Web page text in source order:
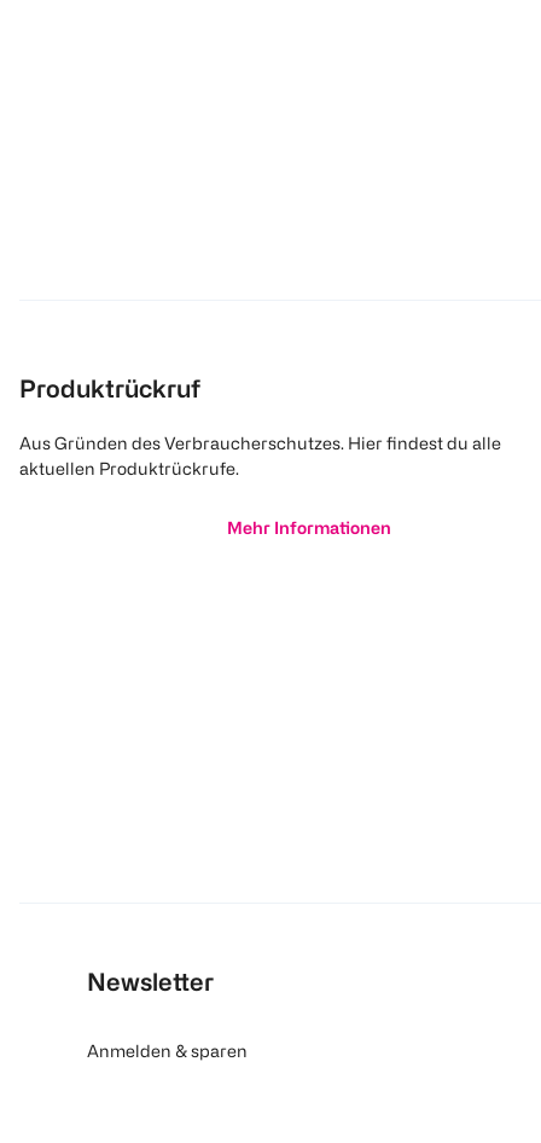
Produktrückruf
Aus Gründen des Verbraucherschutzes. Hier findest du alle
aktuellen Produktrückrufe.
Mehr Informationen
Newsletter
Anmelden & sparen